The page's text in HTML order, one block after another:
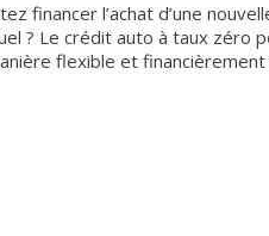
financer l’achat d’une
? Le crédit auto à taux zéro
flexible et